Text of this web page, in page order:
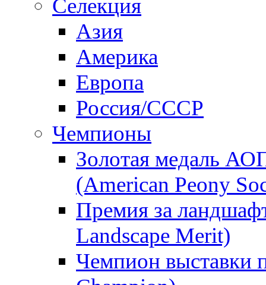
Селекция
Азия
Америка
Европа
Россия/СССР
Чемпионы
Золотая медаль
(American Peony
Премия за
Landscape Merit)
Чемпион выставки